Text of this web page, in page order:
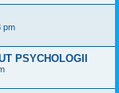
pm
PSYCHOLOGII